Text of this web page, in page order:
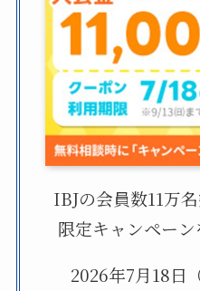
IBJの会員数11万
限定キャンペーン
2026年7月18日